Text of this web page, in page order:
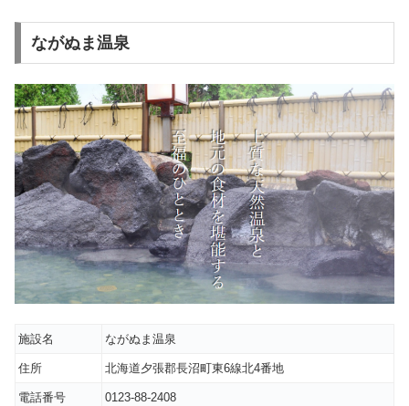
ながぬま温泉
施設名 ながぬま温泉
住所 北海道夕張郡長沼町東6線北4番地
電話番号 0123-88-2408